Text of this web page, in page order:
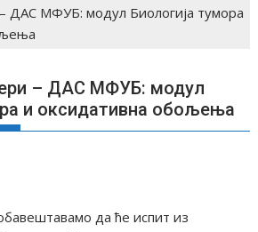
ДАС МФУБ: модул Биологија тумора
– ДАС МФУБ: модул
и оксидативна обољења
да ће испит из